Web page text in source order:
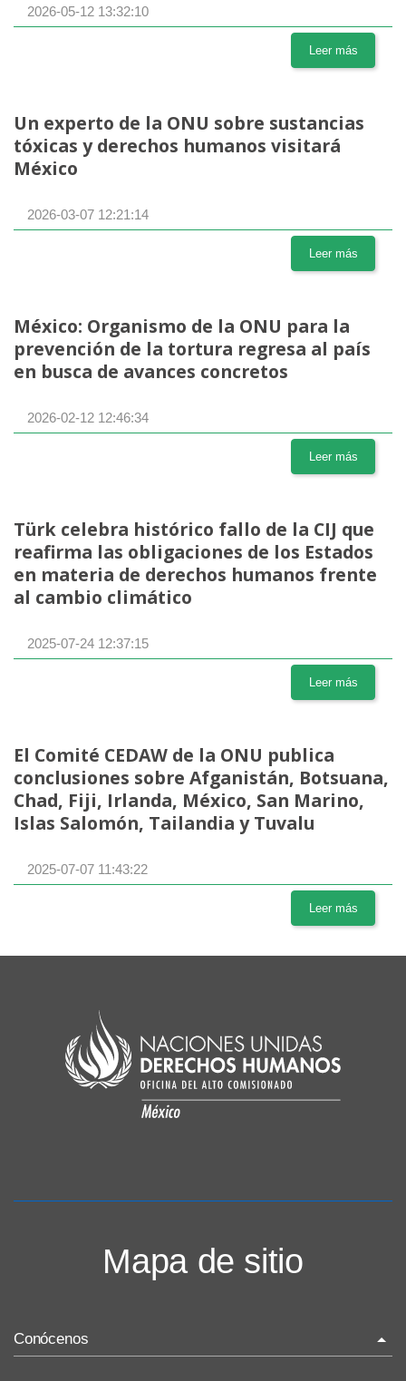
2026-05-12 13:32:10
Leer más
Un experto de la ONU sobre sustancias
tóxicas y derechos humanos visitará
México
2026-03-07 12:21:14
Leer más
México: Organismo de la ONU para la
prevención de la tortura regresa al país
en busca de avances concretos
2026-02-12 12:46:34
Leer más
Türk celebra histórico fallo de la CIJ que
reafirma las obligaciones de los Estados
en materia de derechos humanos frente
al cambio climático
2025-07-24 12:37:15
Leer más
El Comité CEDAW de la ONU publica
conclusiones sobre Afganistán, Botsuana,
Chad, Fiji, Irlanda, México, San Marino,
Islas Salomón, Tailandia y Tuvalu
2025-07-07 11:43:22
Leer más
Mapa de sitio
Conócenos